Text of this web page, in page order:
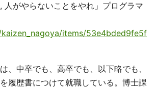
人がやらないことをやれ」プログラマ
items/53e4bded9fe5f
、中卒でも、高卒でも、以下略でも、
履歴書につけて就職している。博士課